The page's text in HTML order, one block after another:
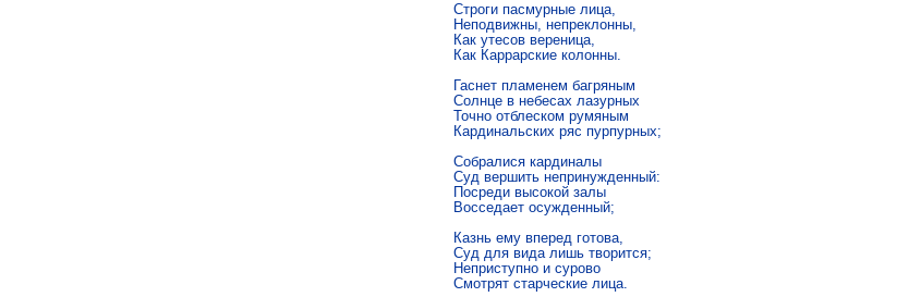
Строги пасмурные лица,
Неподвижны, непреклонны,
Как утесов вереница,
Как Каррарские колонны.
Гаснет пламенем багряным
Солнце в небесах лазурных
Точно отблеском румяным
Кардинальских ряс пурпурных;
Собралися кардиналы
Суд вершить непринужденный:
Посреди высокой залы
Восседает осужденный;
Казнь ему вперед готова,
Суд для вида лишь творится;
Неприступно и сурово
Смотрят старческие лица.